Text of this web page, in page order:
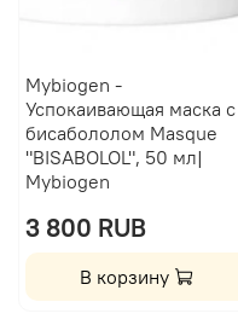
Mybiogen -
Успокаивающая маска с
бисабололом Masque
"BISABOLOL", 50 мл|
Mybiogen
3 800 RUB
В корзину